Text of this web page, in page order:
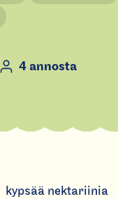
4 annosta
kypsää nektariinia